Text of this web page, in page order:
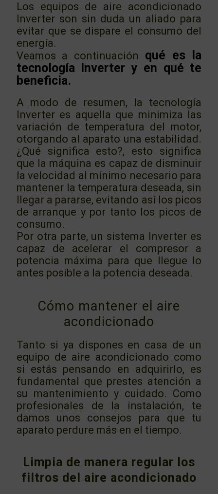
Los equipos de aire acondicionado
Inverter son sin duda un aliado para
evitar que se dispare el consumo del
energía.
Veamos a continuación qué es la
tecnología Inverter y en qué te
beneficia.
A modo de resumen, la tecnología
Inverter es aquella que minimiza las
variación de temperatura del motor,
otorgando al aparato una estabilidad.
¿Qué significa esto?, esto significa
que la máquina es capaz de disminuir
la velocidad al mínimo necesario para
mantener la temperatura deseada, sin
llegar a pararse, evitando así los picos
de arranque y por tanto los picos de
consumo.
Por otra parte, un sistema Inverter es
capaz de acelerar el compresor a
potencia máxima para que llegue lo
antes posible a la potencia deseada.
Cómo mantener el aire
acondicionado
Tanto si ya dispones en casa de un
equipo de aire acondicionado como
si estás pensando en adquirirlo, es
fundamental que prestes atención a
su mantenimiento y cuidado. Como
profesionales de la instalación, te
damos unos consejos para que tu
aparato perdure más en el tiempo.
Limpia de manera regular los
filtros del aire acondicionado